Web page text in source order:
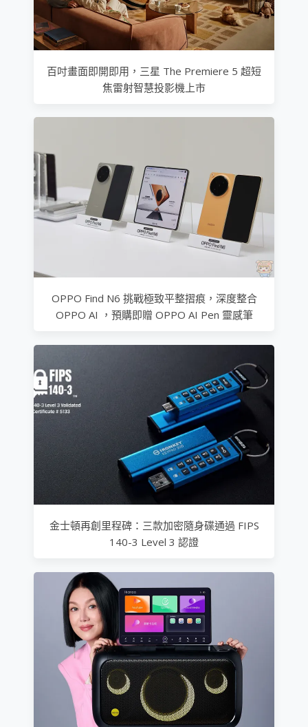
百吋畫面即開即用，三星 The Premiere 5 超短
焦雷射智慧投影機上市
OPPO Find N6 挑戰極致平整摺痕，深度整合
OPPO AI ，預購即贈 OPPO AI Pen 靈感筆
金士頓再創里程碑：三款加密隨身碟通過 FIPS
140-3 Level 3 認證